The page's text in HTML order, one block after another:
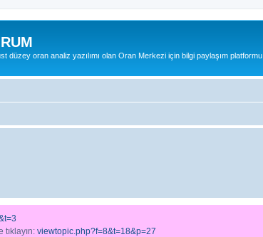
düzey oran analiz yazılımı olan Oran Merkezi için bilgi paylaşım platformu
viewtopic.php?f=8&t=18&p=27